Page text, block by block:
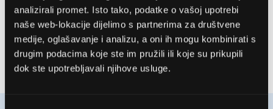
analizirali promet. Isto tako, podatke o vašoj upotrebi
naše web-lokacije dijelimo s partnerima za društvene
medije, oglašavanje i analizu, a oni ih mogu kombinirati s
drugim podacima koje ste im pružili ili koje su prikupili
dok ste upotrebljavali njihove usluge.
LG GBBSJ10EPY
Hladnjak s donjim
zamrzivačem
504,99 EUR
Bosch
AdvancedAquatak 160
visokotlačni perač
(06008A7800)
463,99 EUR